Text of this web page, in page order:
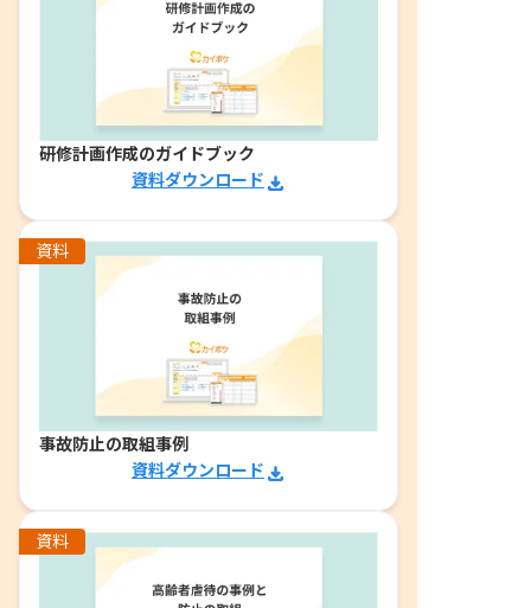
研修計画作成のガイドブック
資料ダウンロード
資料
事故防止の取組事例
資料ダウンロード
資料